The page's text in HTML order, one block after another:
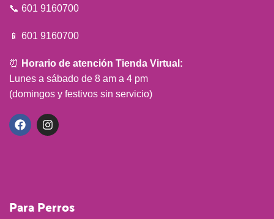
📞 601 9160700
📱 601 9160700
⏰ Horario de atención Tienda Virtual:
Lunes a sábado de 8 am a 4 pm
(domingos y festivos sin servicio)
Para Perros